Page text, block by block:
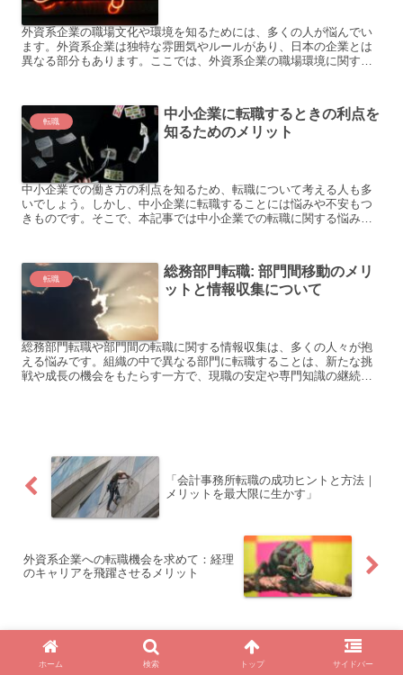
外資系企業の職場文化や環境を知るためには、多くの人が悩んでい
ます。外資系企業は独特な雰囲気やルールがあり、日本の企業とは
異なる部分もあります。ここでは、外資系企業の職場環境に関する
転職
中小企業に転職するときの利点を
知るためのメリット
中小企業での働き方の利点を知るため、転職について考える人も多
いでしょう。しかし、中小企業に転職することには悩みや不安もつ
きものです。そこで、本記事では中小企業での転職に関する悩みや
転職
総務部門転職: 部門間移動のメリ
ットと情報収集について
総務部門転職や部門間の転職に関する情報収集は、多くの人々が抱
える悩みです。組織の中で異なる部門に転職することは、新たな挑
戦や成長の機会をもたらす一方で、現職の安定や専門知識の継続も
「会計事務所転職の成功ヒントと方法｜
メリットを最大限に生かす」
外資系企業への転職機会を求めて：経理
のキャリアを飛躍させるメリット
ホーム
ホーム 検索 トップ サイドバー